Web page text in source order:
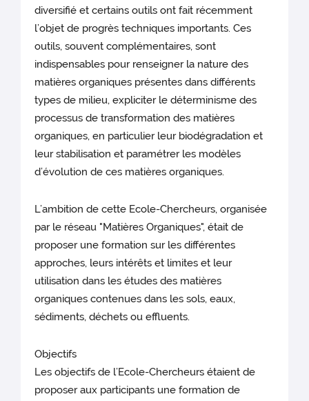
diversifié et certains outils ont fait récemment
l’objet de progrès techniques importants. Ces
outils, souvent complémentaires, sont
indispensables pour renseigner la nature des
matières organiques présentes dans différents
types de milieu, expliciter le déterminisme des
processus de transformation des matières
organiques, en particulier leur biodégradation et
leur stabilisation et paramétrer les modèles
d’évolution de ces matières organiques.
L’ambition de cette Ecole-Chercheurs, organisée
par le réseau "Matières Organiques", était de
proposer une formation sur les différentes
approches, leurs intérêts et limites et leur
utilisation dans les études des matières
organiques contenues dans les sols, eaux,
sédiments, déchets ou effluents.
Objectifs
Les objectifs de l’Ecole-Chercheurs étaient de
proposer aux participants une formation de